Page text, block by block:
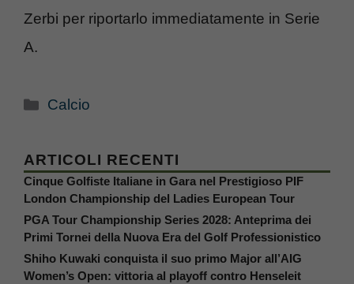
Zerbi per riportarlo immediatamente in Serie
A.
Categorie
Calcio
ARTICOLI RECENTI
Cinque Golfiste Italiane in Gara nel Prestigioso PIF
London Championship del Ladies European Tour
PGA Tour Championship Series 2028: Anteprima dei
Primi Tornei della Nuova Era del Golf Professionistico
Shiho Kuwaki conquista il suo primo Major all’AIG
Women’s Open: vittoria al playoff contro Henseleit